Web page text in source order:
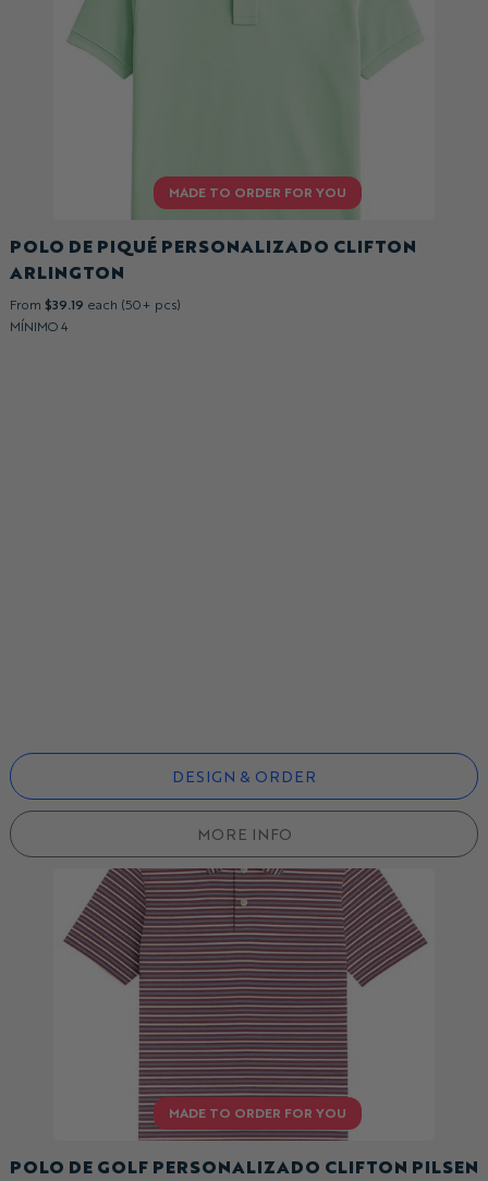
POLO DE PIQUÉ PERSONALIZADO CLIFTON
ARLINGTON
From $39.19 each (50+ pcs)
MÍNIMO 4
DESIGN & ORDER
MORE INFO
POLO DE GOLF PERSONALIZADO CLIFTON PILSEN